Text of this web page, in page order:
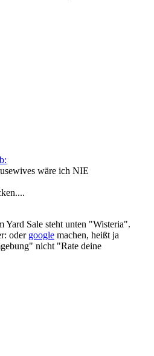
wäre ich NIE
Yard Sale steht unten "Wisteria".
oder google machen, heißt ja
nicht "Rate deine